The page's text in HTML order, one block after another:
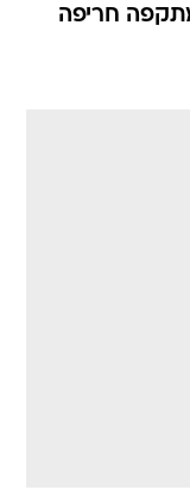
חריפה